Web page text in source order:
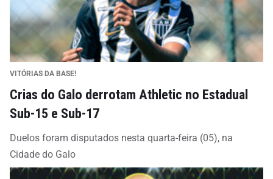
VITÓRIAS DA BASE!
Crias do Galo derrotam Athletic no Estadual
Sub-15 e Sub-17
Duelos foram disputados nesta quarta-feira (05), na
Cidade do Galo